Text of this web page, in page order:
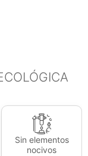
Sin elementos
nocivos